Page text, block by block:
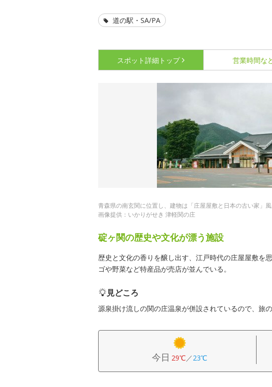
道の駅・SA/PA
スポット詳細 トップ 営業時間な
青森県の南玄関に位置し、建物は「庄屋屋敷と日本の古い家」
画像提供：いかりがせき 津軽関の庄
碇ヶ関の歴史や文化が漂う施設
歴史と文化の香りを醸し出す、江戸時代の庄屋屋敷を
ゴや野菜など特産品が売店が並んでいる。
見どころ
源泉掛け流しの関の庄温泉が併設されているので、旅
今日 29℃／23℃